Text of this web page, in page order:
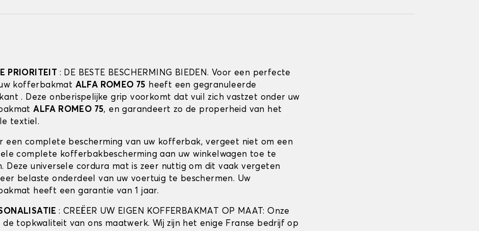
PRIORITEIT : DE BESTE BESCHERMING BIEDEN. Voor een perfecte
kofferbakmat ALFA ROMEO 75 heeft een gegranuleerde
. Deze onberispelijke grip voorkomt dat vuil zich vastzet onder uw
ALFA ROMEO 75, en garandeert zo de properheid van het
textiel.
een complete bescherming van uw kofferbak, vergeet niet om een
complete kofferbakbescherming aan uw winkelwagen toe te
Deze universele cordura mat is zeer nuttig om dit vaak vergeten
belaste onderdeel van uw voertuig te beschermen. Uw
heeft een garantie van 1 jaar.
: CREËER UW EIGEN KOFFERBAKMAT OP MAAT: Onze
de topkwaliteit van ons maatwerk. Wij zijn het enige Franse bedrijf op